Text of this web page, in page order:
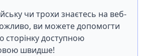
чи трохи знаєтесь на веб-
ви можете допомогти
доступною
швидше!